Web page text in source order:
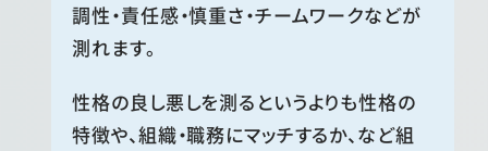
調性・責任感・慎重さ・チームワークなどが
測れます。
性格の良し悪しを測るというよりも性格の
特徴や、組織・職務にマッチするか、など組